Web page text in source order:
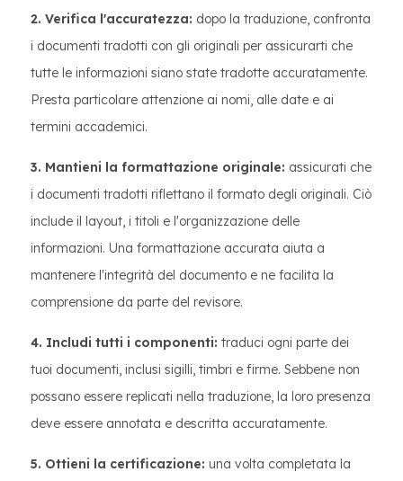
2. Verifica l'accuratezza: dopo la traduzione, confronta
i documenti tradotti con gli originali per assicurarti che
tutte le informazioni siano state tradotte accuratamente.
Presta particolare attenzione ai nomi, alle date e ai
termini accademici.
3. Mantieni la formattazione originale: assicurati che
i documenti tradotti riflettano il formato degli originali. Ciò
include il layout, i titoli e l'organizzazione delle
informazioni. Una formattazione accurata aiuta a
mantenere l'integrità del documento e ne facilita la
comprensione da parte del revisore.
4. Includi tutti i componenti: traduci ogni parte dei
tuoi documenti, inclusi sigilli, timbri e firme. Sebbene non
possano essere replicati nella traduzione, la loro presenza
deve essere annotata e descritta accuratamente.
5. Ottieni la certificazione: una volta completata la